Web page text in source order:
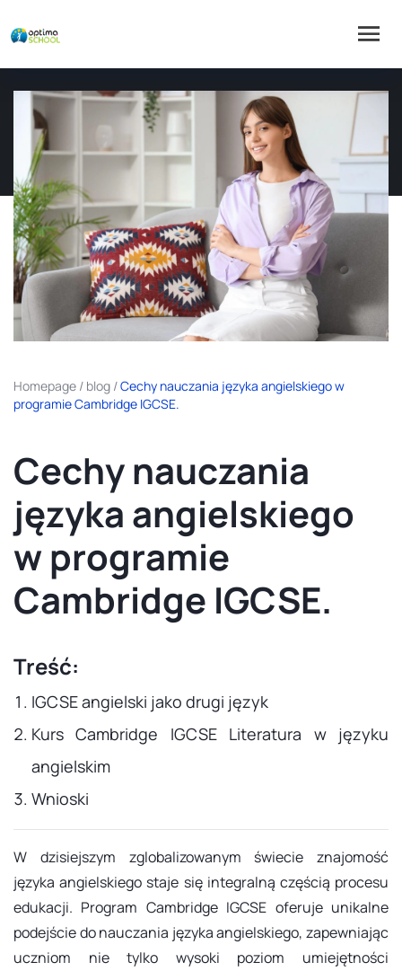
Homepage / blog /Cechy nauczania języka angielskiego w
programie Cambridge IGCSE.
Cechy nauczania
języka angielskiego
w programie
Cambridge IGCSE.
Treść:
IGCSE angielski jako drugi język
Kurs Cambridge IGCSE Literatura w języku
angielskim
Wnioski
W dzisiejszym zglobalizowanym świecie znajomość
języka angielskiego staje się integralną częścią procesu
edukacji. Program Cambridge IGCSE oferuje unikalne
podejście do nauczania języka angielskiego, zapewniając
uczniom nie tylko wysoki poziom umiejętności